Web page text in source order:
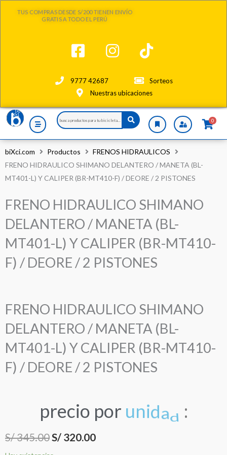
TUS COMPRAS DESDE S/200 TIENEN ENVÍO
GRATIS A TODO EL PERÚ
9777 42687
Sorteos
Nuestras ubicaciones
Search
...
0
biXci.com Productos
FRENOS HIDRAULICOS
FRENO HIDRAULICO SHIMANO DELANTERO / MANETA (BL-
MT401-L) Y CALIPER (BR-MT410-F) / DEORE / 2 PISTONES
FRENO HIDRAULICO SHIMANO
DELANTERO / MANETA (BL-
MT401-L) Y CALIPER (BR-MT410-
F) / DEORE / 2 PISTONES
FRENO HIDRAULICO SHIMANO
DELANTERO / MANETA (BL-
MT401-L) Y CALIPER (BR-MT410-
F) / DEORE / 2 PISTONES
precio por unidad :
S/345.00 El
S/ 320.00El